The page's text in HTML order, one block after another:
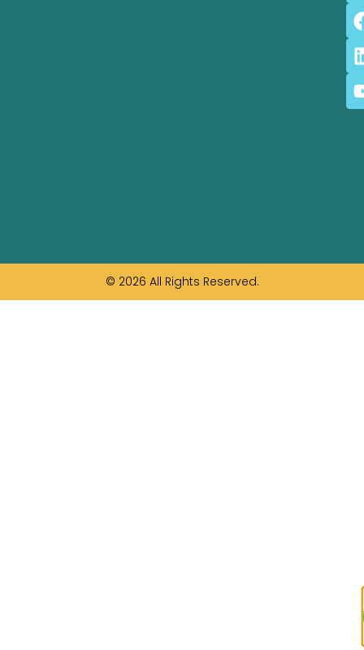
© 2026 All Rights Reserved.